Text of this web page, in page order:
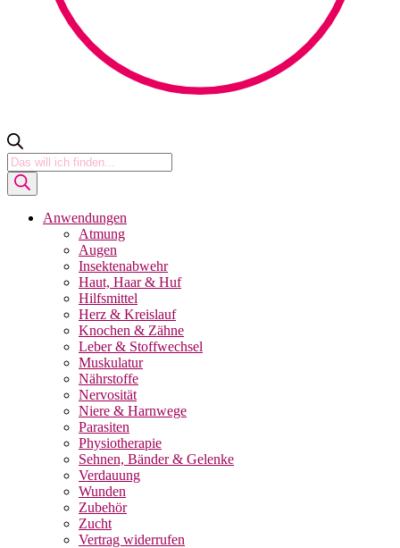
Products
search
Anwendungen
Atmung
Augen
Insektenabwehr
Haut, Haar & Huf
Hilfsmittel
Herz & Kreislauf
Knochen & Zähne
Leber & Stoffwechsel
Muskulatur
Nährstoffe
Nervosität
Niere & Harnwege
Parasiten
Physiotherapie
Sehnen, Bänder & Gelenke
Verdauung
Wunden
Zubehör
Zucht
Vertrag widerrufen